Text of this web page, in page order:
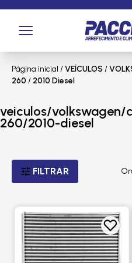
Página inicial /VEÍCULOS /
260 / 2010 Diesel
veiculos/volkswagen/
260/2010-diesel
FILTRAR